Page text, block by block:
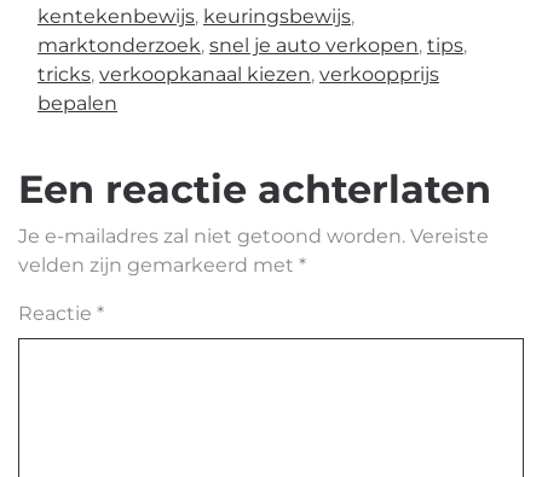
kentekenbewijs, keuringsbewijs,
marktonderzoek, snel je auto verkopen, tips,
tricks, verkoopkanaal kiezen, verkoopprijs
bepalen
Een reactie achterlaten
Je e-mailadres zal niet getoond worden. Vereiste
velden zijn gemarkeerd met *
Reactie *